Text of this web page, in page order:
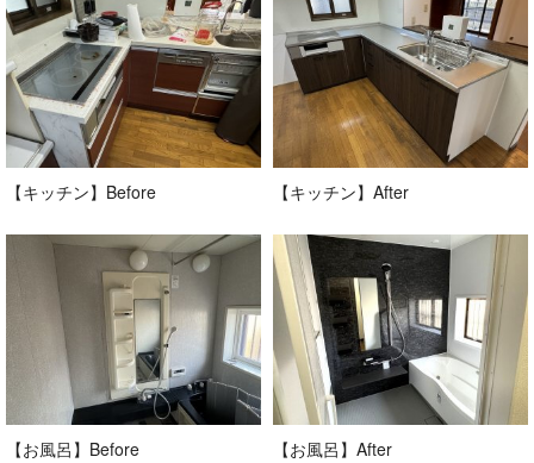
【キッチン】Before 【キッチン】After
【お風呂】Before 【お風呂】After